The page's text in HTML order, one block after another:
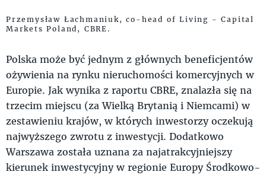
Przemysław Łachmaniuk, co-head of Living - Capital
Markets Poland, CBRE.
Polska może być jednym z głównych beneficjentów
ożywienia na rynku nieruchomości komercyjnych w
Europie. Jak wynika z raportu CBRE, znalazła się na
trzecim miejscu (za Wielką Brytanią i Niemcami) w
zestawieniu krajów, w których inwestorzy oczekują
najwyższego zwrotu z inwestycji. Dodatkowo
Warszawa została uznana za najatrakcyjniejszy
kierunek inwestycyjny w regionie Europy Środkowo-